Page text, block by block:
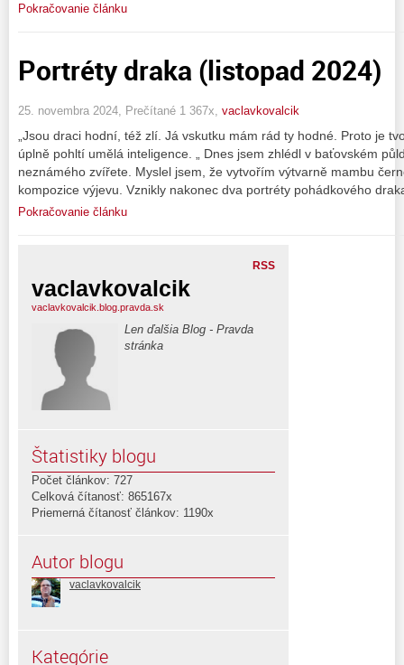
Pokračovanie článku
Portréty draka (listopad 2024)
25. novembra 2024, Prečítané 1 367x, vaclavkovalcik
„Jsou draci hodní, též zlí. Já vskutku mám rád ty hodné. Proto je
úplně pohltí umělá inteligence. „ Dnes jsem zhlédl v baťovském
neznámého zvířete. Myslel jsem, že vytvořím výtvarně mambu
kompozice výjevu. Vznikly nakonec dva portréty pohádkového
Pokračovanie článku
RSS
vaclavkovalcik
vaclavkovalcik.blog.pravda.sk
Len ďalšia Blog - Pravda
stránka
Štatistiky blogu
Počet článkov: 727
Celková čítanosť: 865167x
Priemerná čítanosť článkov: 1190x
Autor blogu
vaclavkovalcik
Kategórie